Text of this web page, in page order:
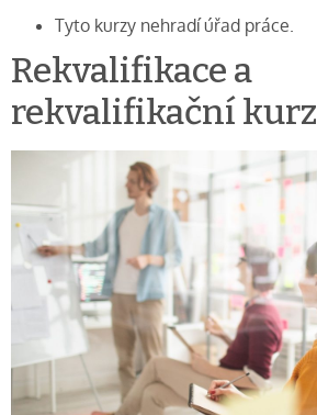
Tyto kurzy nehradí úřad práce.
Rekvalifikace a
rekvalifikační kurz